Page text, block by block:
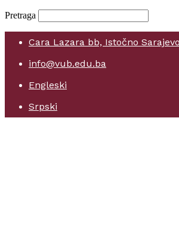
Pretraga
Cara Lazara bb, Istočno
info@vub.edu.ba
Engleski
Srpski